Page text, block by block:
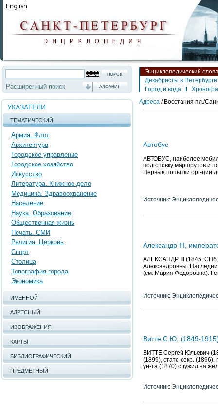
Расширенный поиск АЛФАВИТ
УКАЗАТЕЛИ
ТЕМАТИЧЕСКИЙ
Армия. Флот
Архитектура
Городское управление
Городское хозяйство
Искусство
Литература. Книжное дело
Медицина. Здравоохранение
Население
Наука. Образование
Общественная жизнь
Печать. СМИ
Религия. Церковь
Спорт
Столица
Топография города
Экономика
ИМЕННОЙ
АДРЕСНЫЙ
ИЗОБРАЖЕНИЯ
КАРТЫ
БИБЛИОГРАФИЧЕСКИЙ
ПРЕДМЕТНЫЙ
Энциклопедический
Декабристы в Петербурге
Город и вода
Адреса / Восстания пл./
Автобус
АВТОБУС, наиболее
подготовку маршрутов и
Первые попытки орг-ции
Источник:
Александр III,
АЛЕКСАНДР III (1845, СПб.
Александровны.
(см. Мария Федоровна).
Источник:
Витте С.Ю. (1849-
ВИТТЕ Сергей Юльевич
(1899), статс-секр.
ун-та (1870) служил на
Источник: